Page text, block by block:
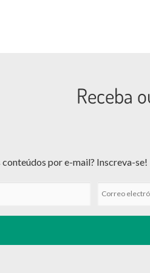
Receba
por e-mail? Inscreva-se!